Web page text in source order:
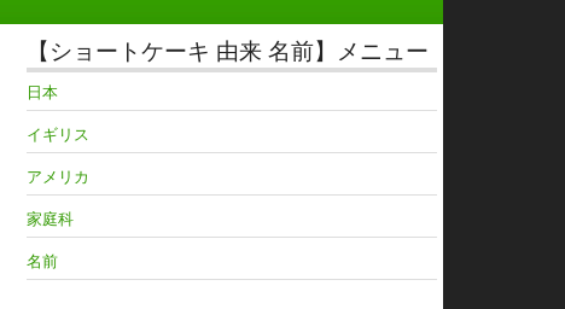
【ショートケーキ 由来 名前】メニュー
日本
イギリス
アメリカ
家庭科
名前